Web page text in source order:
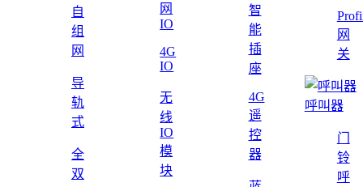
自
组
网
导
轨
式
全
双
网
IO
4G
IO
无
线
IO
模
块
智
能
插
座
4G
遥
控
器
网
关
呼叫器
门
铃
呼